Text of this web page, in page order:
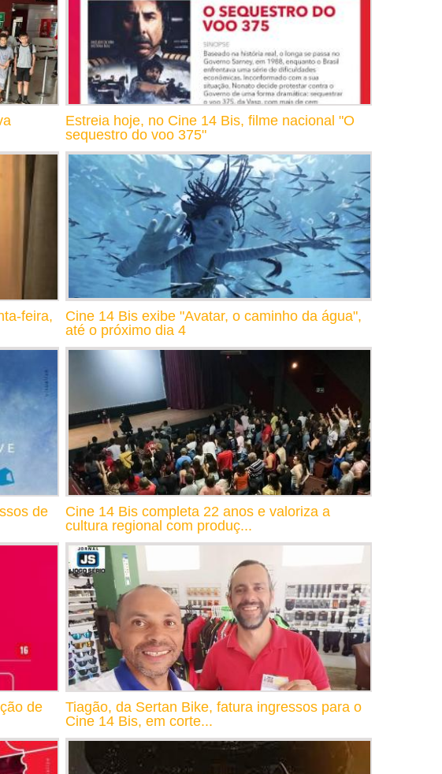
Estreia hoje, no Cine 14 Bis, filme nacional "O
sequestro do voo 375"
feira,
Cine 14 Bis exibe "Avatar, o caminho da água",
até o próximo dia 4
de
Cine 14 Bis completa 22 anos e valoriza a
cultura regional com produç...
de
Tiagão, da Sertan Bike, fatura ingressos para o
Cine 14 Bis, em corte...